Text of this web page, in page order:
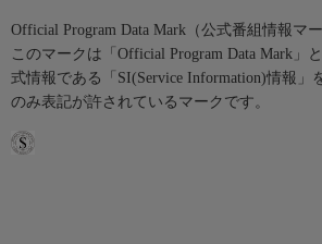
Official Program Data Mark（公式番組情報マー
このマークは「Official Program Data Mark」
式情報である「SI(Service Information)情報」
のみ表記が許されているマークです。